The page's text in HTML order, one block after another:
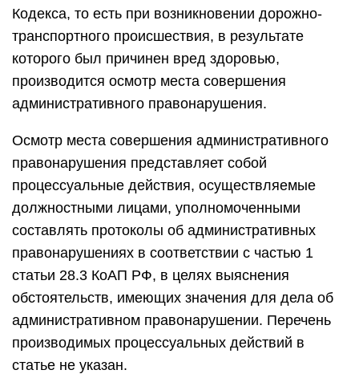
Кодекса, то есть при возникновении дорожно-
транспортного происшествия, в результате
которого был причинен вред здоровью,
производится осмотр места совершения
административного правонарушения.
Осмотр места совершения административного
правонарушения представляет собой
процессуальные действия, осуществляемые
должностными лицами, уполномоченными
составлять протоколы об административных
правонарушениях в соответствии с частью 1
статьи 28.3 КоАП РФ, в целях выяснения
обстоятельств, имеющих значения для дела об
административном правонарушении. Перечень
производимых процессуальных действий в
статье не указан.